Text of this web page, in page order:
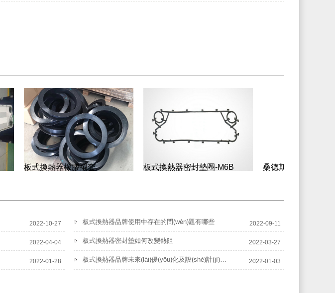
板式換熱器橡膠襯套 板式換熱器密封墊圈-M6B 桑德斯-S81型板式換
2022-10-27 板式換熱器品牌使用中存在的問(wèn)題有哪些 2022-09-11
2022-04-04 板式換熱器密封墊如何改變熱阻 2022-03-27
2022-01-28 板式換熱器品牌未來(lái)優(yōu)化及設(shè)計(jì)方向 2022-01-03